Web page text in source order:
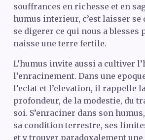
souffrances en richesse et en
humus interieur, c’est laisser se
se digerer ce qui nous a blesses
naisse une terre fertile.
L’humus invite aussi a cultiver
l’enracinement. Dans une
l’eclat et l’elevation, il rappelle
profondeur, de la modestie, du
soi. S’enraciner dans son
sa condition terrestre, ses
et y trouver paradoxalement